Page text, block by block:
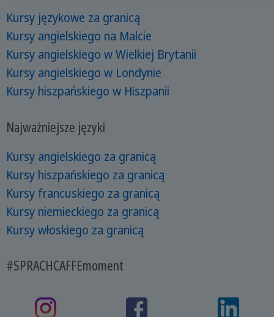
Kursy językowe za granicą
Kursy angielskiego na Malcie
Kursy angielskiego w Wielkiej Brytanii
Kursy angielskiego w Londynie
Kursy hiszpańskiego w Hiszpanii
Najważniejsze języki
Kursy angielskiego za granicą
Kursy hiszpańskiego za granicą
Kursy francuskiego za granicą
Kursy niemieckiego za granicą
Kursy włoskiego za granicą
#SPRACHCAFFEmoment